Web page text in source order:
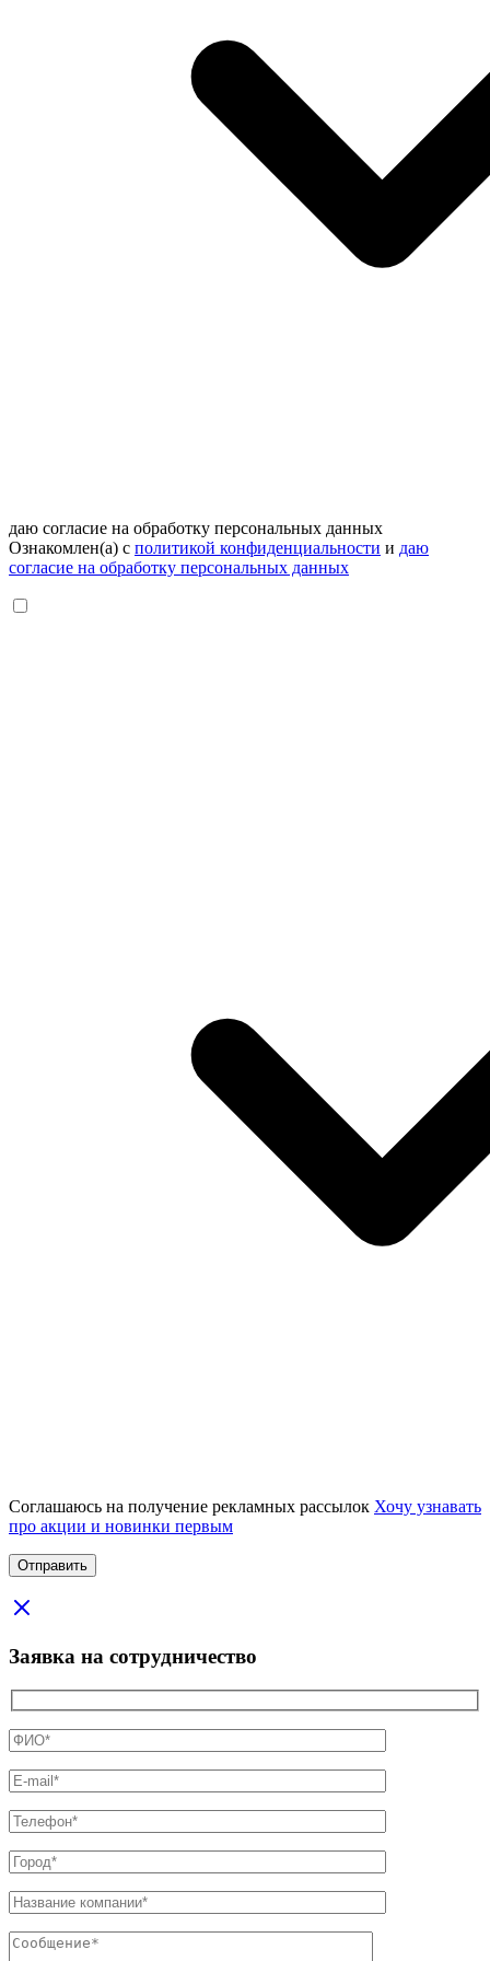
даю согласие на обработку персональных данных
Ознакомлен(а) с политикой конфиденциальности и даю
согласие на обработку персональных данных
Соглашаюсь на получение рекламных рассылок Хочу узнавать
про акции и новинки первым
Заявка на сотрудничество